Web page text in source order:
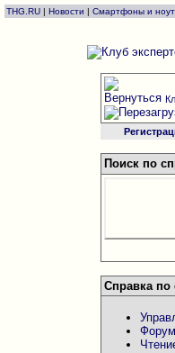
THG.RU | Новости | Смартфоны и
Поиск по
Справка